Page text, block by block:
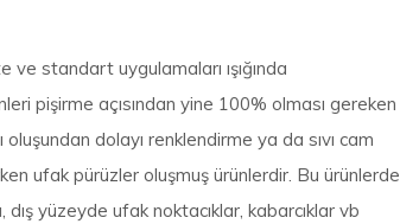
standart uygulamaları ışığında
pişirme açısından yine 100% olması gereken
dolayı renklendirme ya da sıvı cam
ufak pürüzler oluşmuş ürünlerdir. Bu ürünlerde
dış yüzeyde ufak noktacıklar, kabarcıklar vb